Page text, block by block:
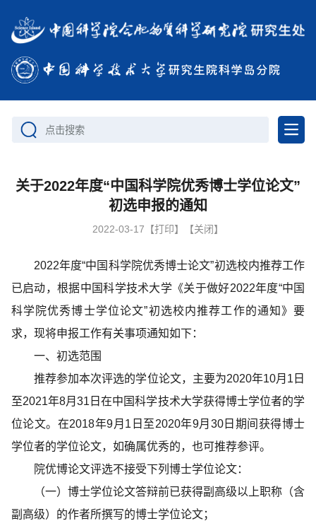
点击搜索
关于2022年度“中国科学院优秀博士学位论文”
初选申报的通知
2022-03-17 【打印】 【关闭】
2022年度“中国科学院优秀博士论文”初选校内推荐工作
已启动，根据中国科学技术大学《关于做好2022年度“中国
科学院优秀博士学位论文”初选校内推荐工作的通知 》要
求， 现将申报工作有关事项通知如下：
一、初选范围
推荐参加本次评选的学位论文，主要为2020年10月 1 日
至2021年8月31 日在中国科学技术大学获得博士学位者的学
位论文。在2018年9月 1 日至2020年9月 30日期间获得博士
学位者的学位论文，如确属优秀的，也可推荐参评。
院优博论文评选不接受下列博士学位论文：
（一）博士学位论文答辩前已获得副高级以上职称（含
副高级）的作者所撰写的博士学位论文；